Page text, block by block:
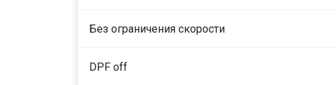
Без ограничения скорости
DPF off